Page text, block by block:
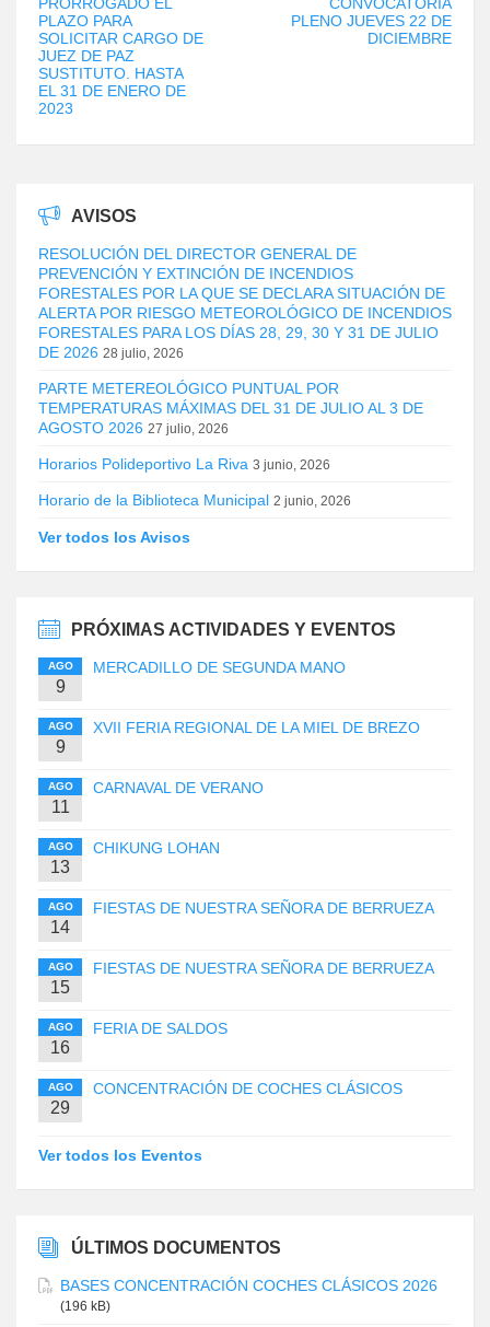
PLAZO PARA
SOLICITAR CARGO DE
JUEZ DE PAZ
SUSTITUTO. HASTA
EL 31 DE ENERO DE
2023
PLENO JUEVES 22 DE
DICIEMBRE
AVISOS
RESOLUCIÓN DEL DIRECTOR GENERAL DE
PREVENCIÓN Y EXTINCIÓN DE INCENDIOS
FORESTALES POR LA QUE SE DECLARA SITUACIÓN DE
ALERTA POR RIESGO METEOROLÓGICO DE INCENDIOS
FORESTALES PARA LOS DÍAS 28, 29, 30 Y 31 DE JULIO
DE 2026 28 julio, 2026
PARTE METEREOLÓGICO PUNTUAL POR
TEMPERATURAS MÁXIMAS DEL 31 DE JULIO AL 3 DE
AGOSTO 2026 27 julio, 2026
Horarios Polideportivo La Riva 3 junio, 2026
Horario de la Biblioteca Municipal 2 junio, 2026
Ver todos los Avisos
PRÓXIMAS ACTIVIDADES Y EVENTOS
AGO
9
MERCADILLO DE SEGUNDA MANO
AGO
9
XVII FERIA REGIONAL DE LA MIEL DE BREZO
AGO
11
CARNAVAL DE VERANO
AGO
13
CHIKUNG LOHAN
AGO
14
FIESTAS DE NUESTRA SEÑORA DE BERRUEZA
AGO
15
FIESTAS DE NUESTRA SEÑORA DE BERRUEZA
AGO
16
FERIA DE SALDOS
AGO
29
CONCENTRACIÓN DE COCHES CLÁSICOS
Ver todos los Eventos
ÚLTIMOS DOCUMENTOS
BASES CONCENTRACIÓN COCHES CLÁSICOS 2026
(196 kB)